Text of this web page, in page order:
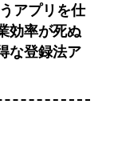
アプリを仕
効率が死ぬ
な登録法ア